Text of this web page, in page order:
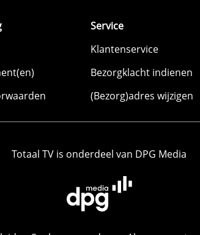
Service
Klantenservice
Bezorgklacht indienen
(Bezorg)adres wijzigen
Totaal TV is onderdeel van DPG Media